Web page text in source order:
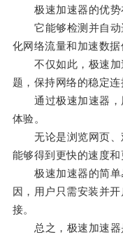
极速加速器的优势
它能够检测并自动
化网络流量和加速数据
不仅如此，极速加
题，保持网络的稳定
通过极速加速器，
体验。
无论是浏览网页、
能够得到更快的速度和
极速加速器的简单
因，用户只需安装并
接。
总之，极速加速器